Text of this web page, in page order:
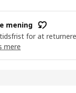
mening
tidsfrist for at
mere